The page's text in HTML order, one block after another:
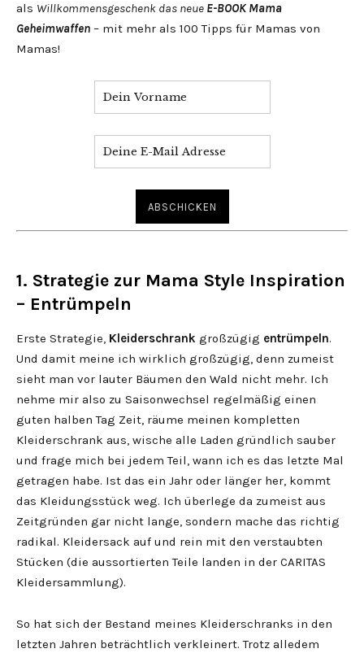
als Willkommensgeschenk das neue E-BOOK Mama
Geheimwaffen – mit mehr als 100 Tipps für Mamas von
Mamas!
1. Strategie zur Mama Style Inspiration
– Entrümpeln
Erste Strategie, Kleiderschrank großzügig entrümpeln.
Und damit meine ich wirklich großzügig, denn zumeist
sieht man vor lauter Bäumen den Wald nicht mehr. Ich
nehme mir also zu Saisonwechsel regelmäßig einen
guten halben Tag Zeit, räume meinen kompletten
Kleiderschrank aus, wische alle Laden gründlich sauber
und frage mich bei jedem Teil, wann ich es das letzte Mal
getragen habe. Ist das ein Jahr oder länger her, kommt
das Kleidungsstück weg. Ich überlege da zumeist aus
Zeitgründen gar nicht lange, sondern mache das richtig
radikal. Kleidersack auf und rein mit den verstaubten
Stücken (die aussortierten Teile landen in der CARITAS
Kleidersammlung).
So hat sich der Bestand meines Kleiderschranks in den
letzten Jahren beträchtlich verkleinert. Trotz alledem